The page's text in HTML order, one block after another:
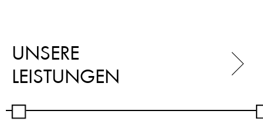
UNSERE
LEISTUNGEN